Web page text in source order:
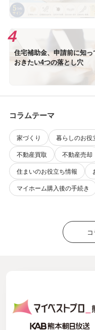
住宅補助金、申請前に知っ
おきたい4つの落とし穴
コラムテーマ
家づくり 暮らしのお役
不動産買取
不動産売却
住まいのお役立ち情報
マイホーム購入後の手続き